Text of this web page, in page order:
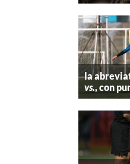
la
vs., con